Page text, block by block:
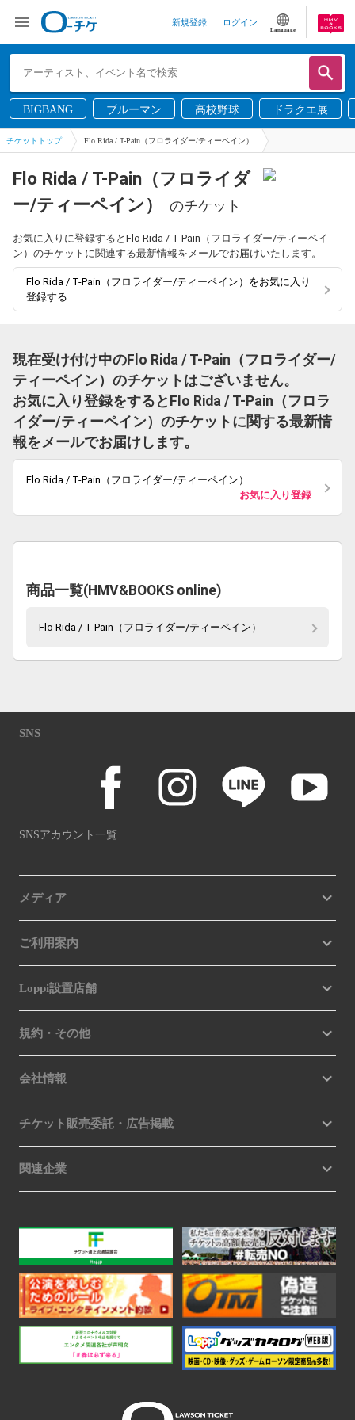
新規登録 ログイン
Language
BIGBANG ブルーマン 高校野球 ドラクエ展
チケットトップ Flo Rida / T-Pain（フロライダー/ティーペイン）
Flo Rida / T-Pain（フロライダ
ー/ティーペイン）
のチケット
お気に入りに登録するとFlo Rida / T-Pain（フロライダー/ティーペイ
ン）のチケットに関連する最新情報をメールでお届けいたします。
Flo Rida / T-Pain（フロライダー/ティーペイン）をお気に入り
登録する
現在受け付け中のFlo Rida / T-Pain（フロライダー/
ティーペイン）のチケットはございません。
お気に入り登録をするとFlo Rida / T-Pain（フロラ
イダー/ティーペイン）のチケットに関する最新情
報をメールでお届けします。
Flo Rida / T-Pain（フロライダー/ティーペイン）
お気に入り登録
商品一覧(HMV&BOOKS online)
Flo Rida / T-Pain（フロライダー/ティーペイン）
SNS
SNSアカウント一覧
メディア
ご利用案内
Loppi設置店舗
規約・その他
会社情報
チケット販売委託・広告掲載
関連企業